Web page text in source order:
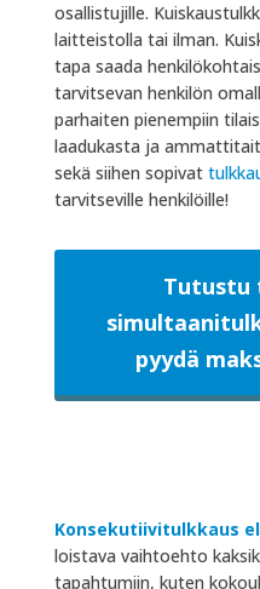
osallistujille.
laitteistolla tai ilman.
tapa saada
tarvitsevan henkilön
parhaiten pienempiin
laadukasta ja
sekä siihen sopivat
tarvitseville henkilöille!
Tutustu
pyydä
Konsekutiivitulkkaus
loistava vaihtoehto
tapahtumiin, kuten